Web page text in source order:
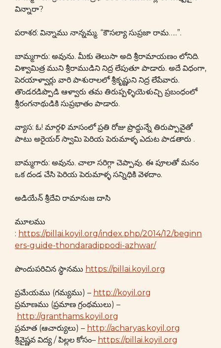
విన్నారా?
పరాశర: విన్నాము నాన్నమ్మ. “కౌసల్యా సుప్రజా రామ…..”.
బామ్మగారు: అవును. మీకు తెలుసా అది శ్రీరామాయణం లోనిది.
విశ్వామిత్ర ముని శ్రీరాముడిని నిద్ర లేపుతూ పాడారు. అదే విధంగా,
పెరయాళ్వార్లు వారి పాశురాలలో శ్రీకృష్ణుని నిద్ర లేపేవారు.
తొండరడిప్పొడి ఆళ్వారు తమ తిరుప్పళ్ళియెళుచ్చి ప్రబంధంలో
శ్రీరంగనాథుడికి సుప్రభాతం పాడారు.
వ్యాస: ఓ! మార్గళి మాసంలో ప్రతి రోజు ప్రొద్దున్నే తిరుప్పావైతో
పాటు అరైయర్ స్వామి పెరియ పెరుమాళ్ళ ఎదుట పాడతారు .
బామ్మగారు: అవును. చాలా సరిగ్గా చెప్పావు. ఈ పూలతో మనం
ఒక దండ చేసి పెరియ పెరుమాళ్ళ సన్నిధికి వెళదాం.
అడియేన్ శ్రీదేవి రామానుజ దాసి
మూలము
: https://pillai.koyil.org/index.php/2014/12/beginn
ers-guide-thondaradippodi-azhwar/
పొందుపరిచిన స్థానము https://pillai.koyil.org
ప్రమేయము (గమ్యము) – http://koyil.org
ప్రమాణము (ప్రమాణ గ్రంథములు) –
http://granthams.koyil.org
ప్రమాత (ఆచార్యులు) – http://acharyas.koyil.org
శ్రీవైష్ణవ విద్య / పిల్లల కోసం– https://pillai.koyil.org